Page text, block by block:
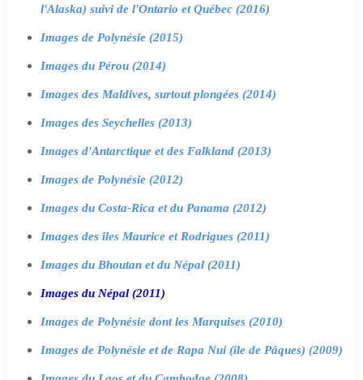
l'Alaska) suivi de l'Ontario et Québec (2016)
Images de Polynésie (2015)
Images du Pérou (2014)
Images des Maldives, surtout plongées (2014)
Images des Seychelles (2013)
Images d'Antarctique et des Falkland (2013)
Images de Polynésie (2012)
Images du Costa-Rica et du Panama (2012)
Images des îles Maurice et Rodrigues (2011)
Images du Bhoutan et du Népal (2011)
Images du Népal (2011)
Images de Polynésie dont les Marquises (2010)
Images de Polynésie et de Rapa Nui (île de Pâques) (2009)